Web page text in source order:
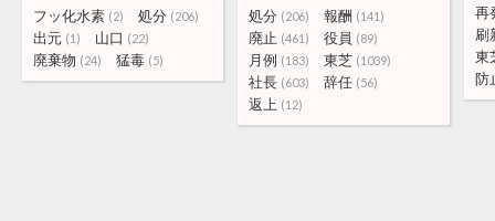
フッ化水素 (2) 処分 (206)
出元 (1) 山口 (22)
廃棄物 (24) 猛毒 (5)
処分 (206) 報酬 (141)
廃止 (461) 役員 (89)
月例 (183) 東芝 (1039)
社長 (603) 辞任 (56)
返上 (12)
再
刷
東
防